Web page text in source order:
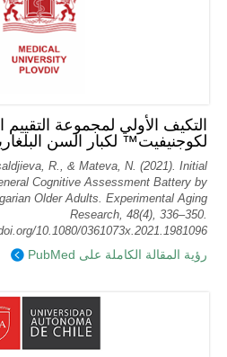
التكيف الأولي لمجموعة التقييم
لكوجنيفيت™ لكبار السن
R., & Mateva, N. (2021). Initial
Cognitive Assessment Battery by
Older Adults. Experimental Aging
Research, 48(4), 336–350.
10.1080/0361073x.2021.1981096
رؤية المقالة الكاملة على PubMed